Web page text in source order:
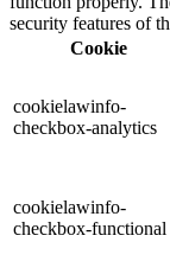
security features of
Cookie
cookielawinfo-
checkbox-analytics
cookielawinfo-
checkbox-functional